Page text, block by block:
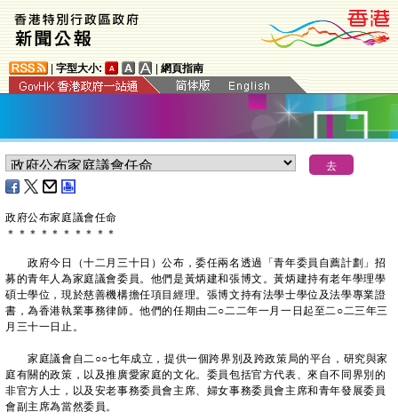
字型大小: 網頁指南
政府公布家庭議會任命
＊ ＊ ＊ ＊ ＊ ＊ ＊ ＊ ＊ ＊
政府今日（十二月三十日）公布，委任兩名透過「青年委員自薦計劃」招
募的青年人為家庭議會委員。他們是黃炳建和張博文。黃炳建持有老年學理學
碩士學位，現於慈善機構擔任項目經理。張博文持有法學士學位及法學專業證
書，為香港執業事務律師。他們的任期由二○二二年一月一日起至二○二三年三
月三十一日止。
家庭議會自二○○七年成立，提供一個跨界別及跨政策局的平台，研究與家
庭有關的政策，以及推廣愛家庭的文化。委員包括官方代表、來自不同界別的
非官方人士，以及安老事務委員會主席、婦女事務委員會主席和青年發展委員
會副主席為當然委員。